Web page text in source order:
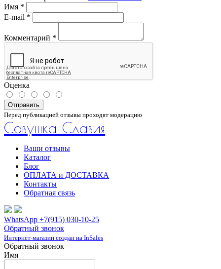
Имя *
E-mail *
Комментарий *
Оценка
Отправить
Перед публикацией отзывы проходят модерацию
Совушка Славия
Ваши отзывы
Каталог
Блог
ОПЛАТА и ДОСТАВКА
Контакты
Обратная связь
WhatsApp +7(915) 030-10-25
Обратный звонок
Интернет-магазин создан на InSales
Обратный звонок
Имя